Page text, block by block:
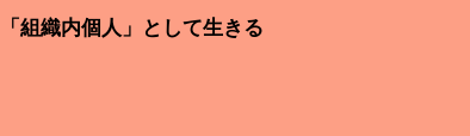
組織内個人」として生きる